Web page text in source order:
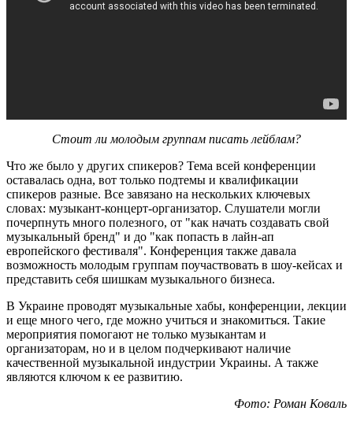
Стоит ли молодым группам писать лейблам?
Что же было у других спикеров? Тема всей конференции
оставалась одна, вот только подтемы и квалификации
спикеров разные. Все завязано на нескольких ключевых
словах: музыкант-концерт-организатор. Слушатели могли
почерпнуть много полезного, от "как начать создавать свой
музыкальный бренд" и до "как попасть в лайн-ап
европейского фестиваля". Конференция также давала
возможность молодым группам поучаствовать в шоу-кейсах и
представить себя шишкам музыкального бизнеса.
В Украине проводят музыкальные хабы, конференции, лекции
и еще много чего, где можно учиться и знакомиться. Такие
мероприятия помогают не только музыкантам и
организаторам, но и в целом подчеркивают наличие
качественной музыкальной индустрии Украины. А также
являются ключом к ее развитию.
Фото: Роман Коваль